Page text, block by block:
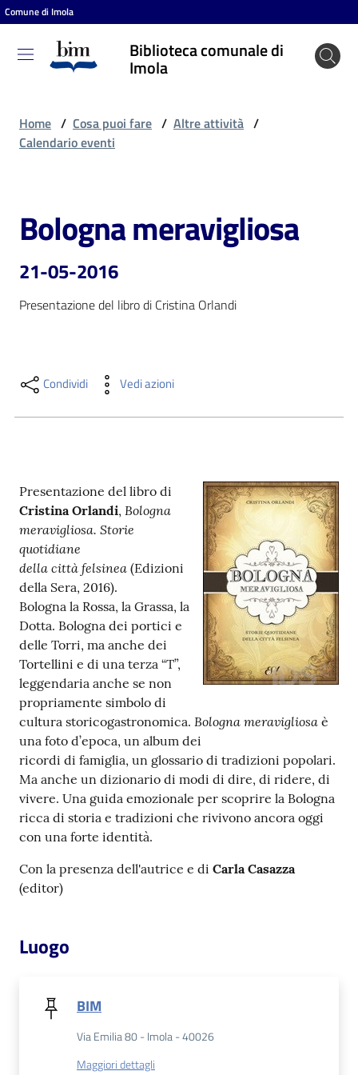
Vai al contenuto
Vai alla navigazione
Vai al footer
Comune di Imola
Biblioteca comunale di
Imola
Biblioteca
comunale
Cosa
puoi
fare
contenuti
Casa
Piani
Archivio
storico
Decentrate
Patto
per
la
lettura
Seguici
Home / Cosa puoi fare / Altre attività /
Calendario eventi
Salta al contenuto
Bologna meravigliosa
21-05-2016
Presentazione del libro di Cristina Orlandi
Condividi Vedi azioni
Presentazione del libro di
Cristina Orlandi, Bologna
meravigliosa. Storie
quotidiane
della città felsinea (Edizioni
della Sera, 2016).
Bologna la Rossa, la Grassa, la
Dotta. Bologna dei portici e
delle Torri, ma anche dei
Tortellini e di una terza “T”,
leggendaria anche se non
propriamente simbolo di
cultura storicogastronomica. Bologna meravigliosa è
una foto d’epoca, un album dei
ricordi di famiglia, un glossario di tradizioni popolari.
Ma anche un dizionario di modi di dire, di ridere, di
vivere. Una guida emozionale per scoprire la Bologna
ricca di storia e tradizioni che rivivono ancora oggi
con una forte identità.
Con la presenza dell'autrice e di Carla Casazza
(editor)
Luogo
BIM
Via Emilia 80 - Imola - 40026
Maggiori dettagli